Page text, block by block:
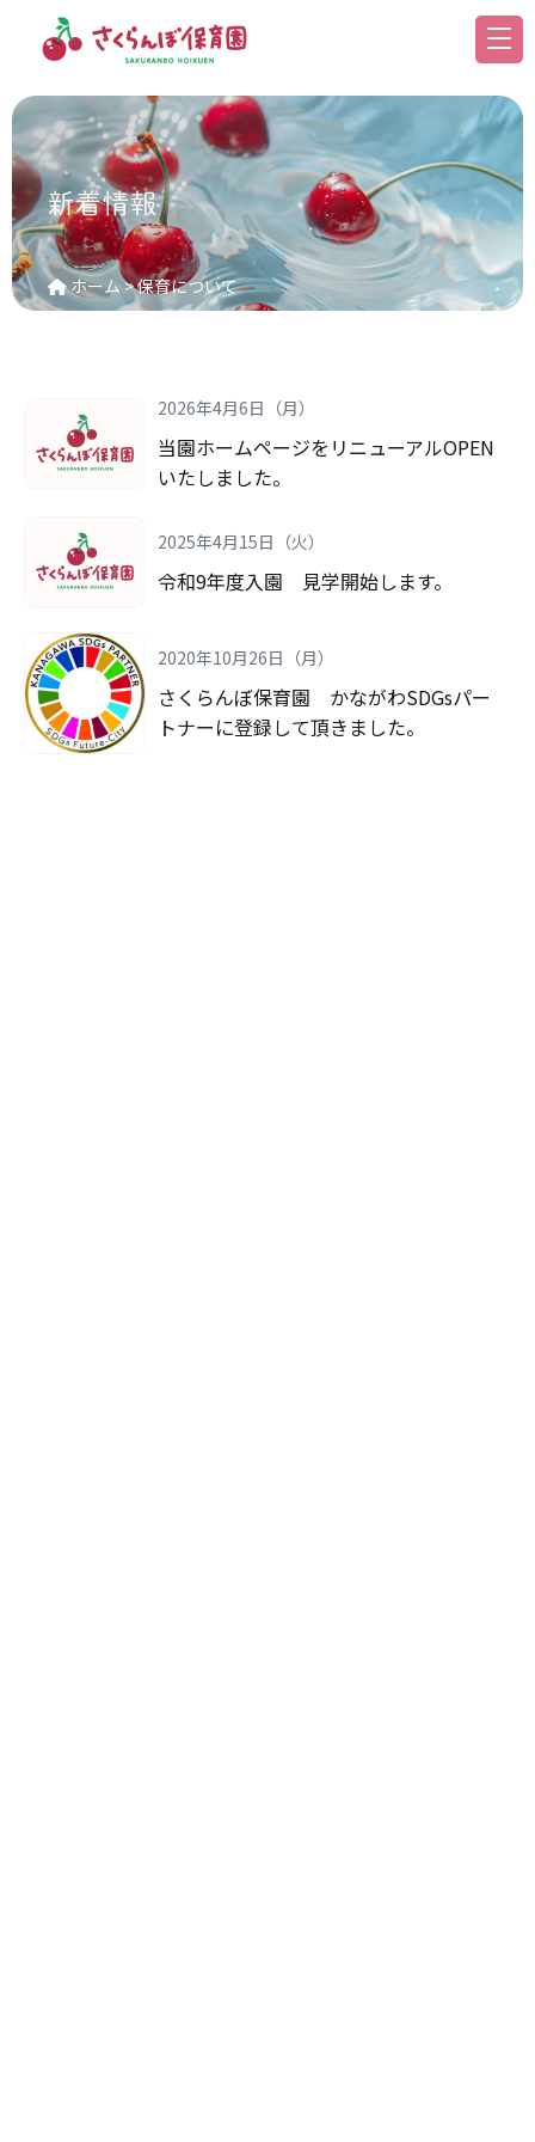
新着情報
ホーム>保育について
2026年4月6日（月）
当園ホームページをリニューアルOPEN
いたしました。
2025年4月15日（火）
令和9年度入園 見学開始します。
2020年10月26日（月）
さくらんぼ保育園 かながわSDGsパー
トナーに登録して頂きました。